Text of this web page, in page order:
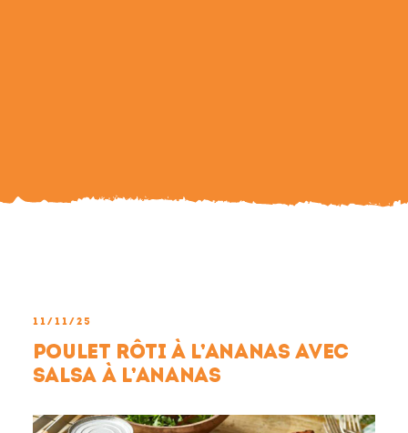
11/11/25
Poulet rôti à l’ananas avec
salsa à l’ananas